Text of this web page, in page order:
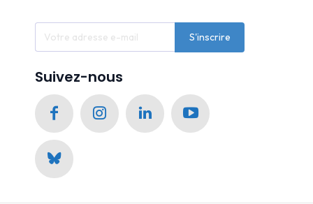
S'inscrire
Suivez-nous